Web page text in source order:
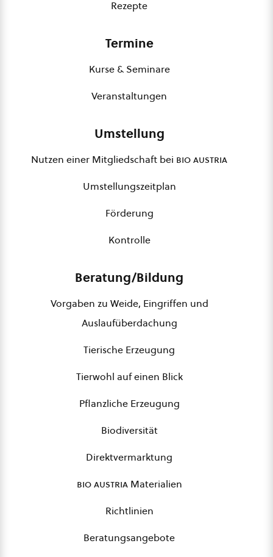
Rezepte
Termine
Kurse & Seminare
Veranstaltungen
Umstellung
Nutzen einer Mitgliedschaft bei bio austria
Umstellungszeitplan
Förderung
Kontrolle
Beratung/Bildung
Vorgaben zu Weide, Eingriffen und
Auslaufüberdachung
Tierische Erzeugung
Tierwohl auf einen Blick
Pflanzliche Erzeugung
Biodiversität
Direktvermarktung
bio austriaMaterialien
Richtlinien
Beratungsangebote